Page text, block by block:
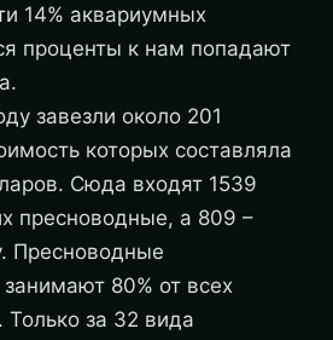
14% аквариумных
проценты к нам попадают
завезли около 201
которых составляла
Сюда входят 1539
пресноводные, а 809 –
Пресноводные
80% от всех
за 32 вида